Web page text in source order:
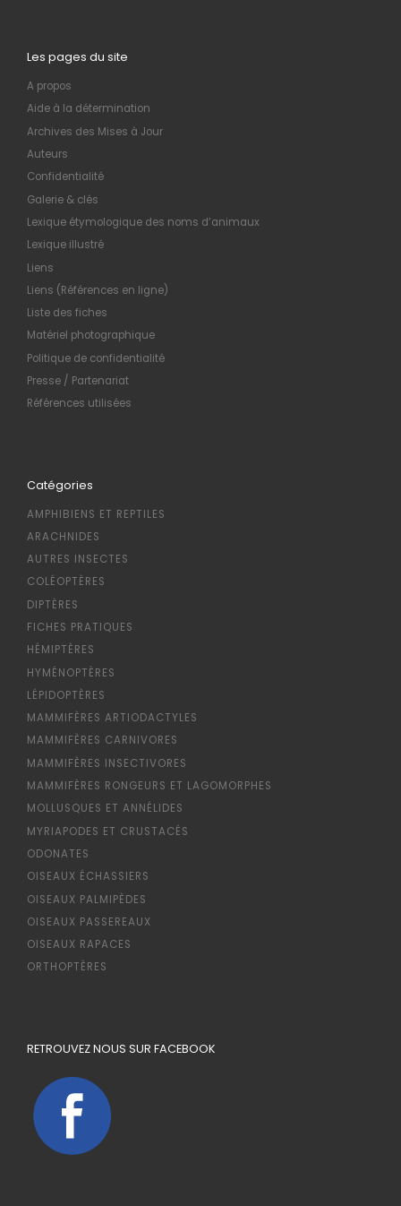
Les pages du site
A propos
Aide à la détermination
Archives des Mises à Jour
Auteurs
Confidentialité
Galerie & clés
Lexique étymologique des noms d’animaux
Lexique illustré
Liens
Liens (Références en ligne)
Liste des fiches
Matériel photographique
Politique de confidentialité
Presse / Partenariat
Références utilisées
Catégories
AMPHIBIENS ET REPTILES
ARACHNIDES
AUTRES INSECTES
COLÉOPTÈRES
DIPTÈRES
FICHES PRATIQUES
HÉMIPTÈRES
HYMÉNOPTÈRES
LÉPIDOPTÈRES
MAMMIFÈRES ARTIODACTYLES
MAMMIFÈRES CARNIVORES
MAMMIFÈRES INSECTIVORES
MAMMIFÈRES RONGEURS ET LAGOMORPHES
MOLLUSQUES ET ANNÉLIDES
MYRIAPODES ET CRUSTACÉS
ODONATES
OISEAUX ÉCHASSIERS
OISEAUX PALMIPÈDES
OISEAUX PASSEREAUX
OISEAUX RAPACES
ORTHOPTÈRES
RETROUVEZ NOUS SUR FACEBOOK